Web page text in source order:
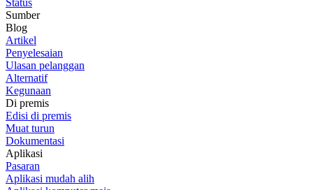
Status
Sumber
Blog
Artikel
Penyelesaian
Ulasan pelanggan
Alternatif
Kegunaan
Di premis
Edisi di premis
Muat turun
Dokumentasi
Aplikasi
Pasaran
Aplikasi mudah alih